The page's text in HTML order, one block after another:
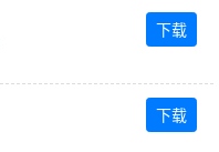
下载
下载